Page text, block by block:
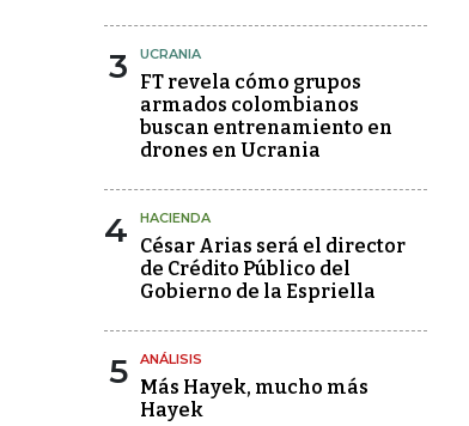
3 UCRANIA
FT revela cómo grupos
armados colombianos
buscan entrenamiento en
drones en Ucrania
4 HACIENDA
César Arias será el director
de Crédito Público del
Gobierno de la Espriella
5 ANÁLISIS
Más Hayek, mucho más
Hayek